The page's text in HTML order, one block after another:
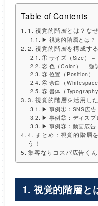
Table of Contents
1. 視覚的階層とは？な
▶ 視覚的階層とは？
2. 視覚的階層を構成す
① サイズ（Size） –
② 色（Color） – 強
③ 位置（Position）
④ 余白（
⑤ 書体（
3. 視覚的階層を活用し
▶ 事例①：SNS広告
▶ 事例②：ディスプ
▶ 事例③：動画広告
4. まとめ：視覚的階層
う！
集客ならコスパ広告く
1. 視覚的階層と